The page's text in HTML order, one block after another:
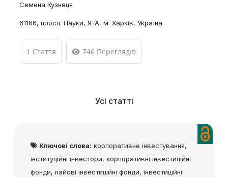
Семена Кузнеця
61166, просп. Науки, 9-А, м. Харків, Україна
1 Стаття 746 Переглядів
Усі статті
Ключові слова: корпоративне інвестування,
інституційні інвестори, корпоративні інвестиційні
фонди, пайові інвестиційні фонди, інвестиційні